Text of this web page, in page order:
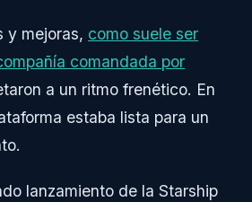
y mejoras, como suele ser
comandada por
a un ritmo frenético. En
estaba lista para un
lanzamiento de la Starship